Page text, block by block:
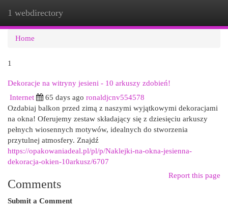
1 webdirectory
Home
1
Dekoracje na witryny jesieni - 10 arkuszy zdobień!
Internet
65 days ago ronaldjcnv554578
Ozdabiaj balkon przed zimą z naszymi wyjątkowymi dekoracjami
na okna! Oferujemy zestaw składający się z dziesięciu arkuszy
pełnych wiosennych motywów, idealnych do stworzenia
przytulnej atmosfery. Znajdź
https://opakowaniadeal.pl/pl/p/Naklejki-na-okna-jesienna-
dekoracja-okien-10arkusz/6707
Report this page
Comments
Submit a Comment